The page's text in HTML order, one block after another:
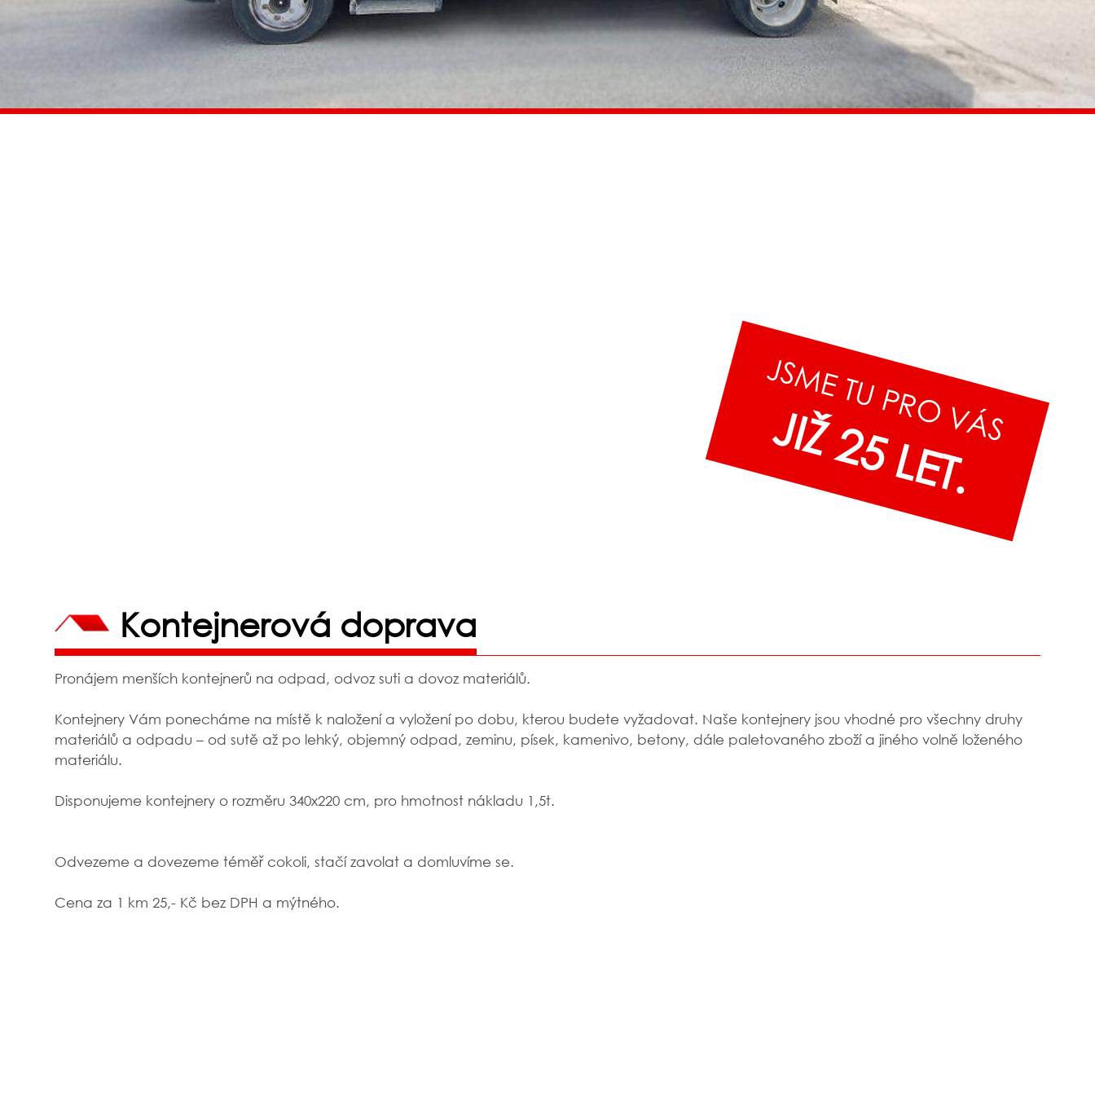
JSME TU PRO VÁS
JIŽ 25 LET.
Kontejnerová doprava
Pronájem menších kontejnerů na odpad, odvoz suti a dovoz materiálů.
Kontejnery Vám ponecháme na místě k naložení a vyložení po dobu, kterou budete vyžadovat. Naše kontejnery jsou vhodné pro všechny druhy
materiálů a odpadu – od sutě až po lehký, objemný odpad, zeminu, písek, kamenivo, betony, dále paletovaného zboží a jiného volně loženého
materiálu.
Disponujeme kontejnery o rozměru 340x220 cm, pro hmotnost nákladu 1,5t.
Odvezeme a dovezeme téměř cokoli, stačí zavolat a domluvíme se.
Cena za 1 km 25,- Kč bez DPH a mýtného.